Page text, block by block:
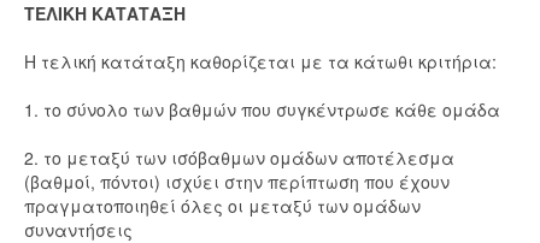
ΤΕΛΙΚΗ ΚΑΤΑΤΑΞΗ
Η τελική κατάταξη καθορίζεται με τα κάτωθι κριτήρια:
1. το σύνολο των βαθμών που συγκέντρωσε κάθε ομάδα
2. το μεταξύ των ισόβαθμων ομάδων αποτέλεσμα
(βαθμοί, πόντοι) ισχύει στην περίπτωση που έχουν
πραγματοποιηθεί όλες οι μεταξύ των ομάδων
συναντήσεις